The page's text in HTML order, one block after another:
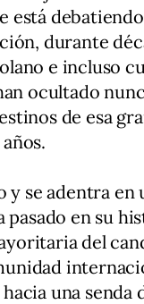
está
durante
e incluso
ocultado
de esa
y se adentra
en su
del
una senda